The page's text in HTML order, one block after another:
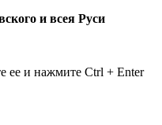
и всея Руси
ее и нажмите Ctrl + Enter